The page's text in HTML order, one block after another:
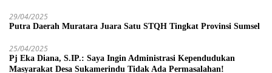
29/04/2025
Putra Daerah Muratara Juara Satu STQH Tingkat Provinsi Sumsel
25/04/2025
Pj Eka Diana, S.IP.: Saya Ingin Administrasi Kependudukan
Masyarakat Desa Sukamerindu Tidak Ada Permasalahan!